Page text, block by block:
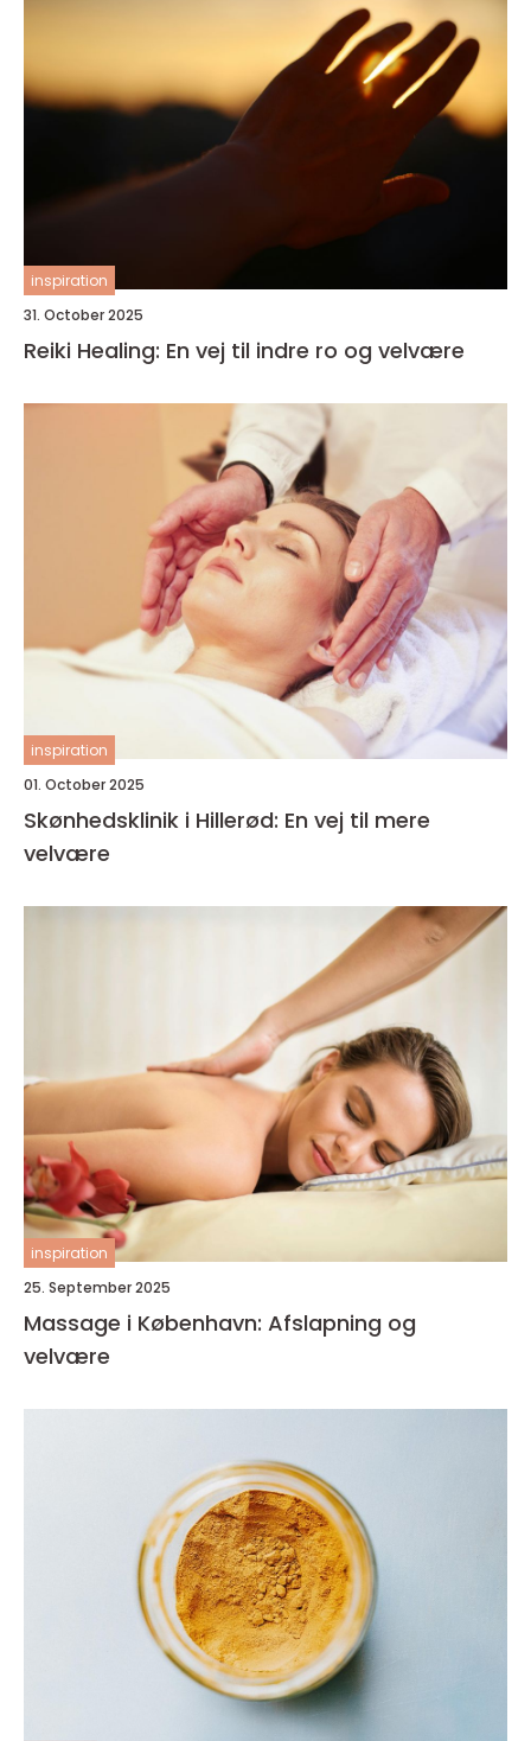
inspiration
31. October 2025
Reiki Healing: En vej til indre ro og velvære
inspiration
01. October 2025
Skønhedsklinik i Hillerød: En vej til mere
velvære
inspiration
25. September 2025
Massage i København: Afslapning og
velvære